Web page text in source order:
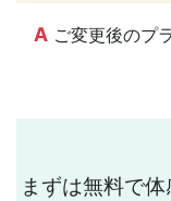
A ご変更後のプ
まずは無料で